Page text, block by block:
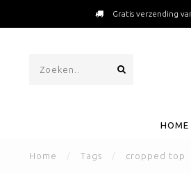
Gratis verzending
HOME
Home / Tags / cropped top